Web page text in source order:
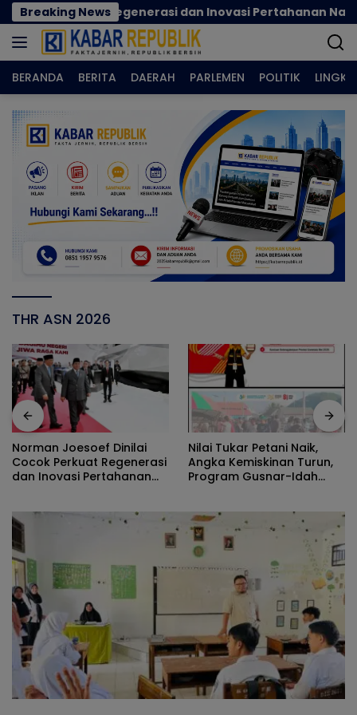
Langsung
ke
konten
Breaking News
Perkuat Regenerasi dan Inovasi Pertahanan Nasional
BERANDA BERITA DAERAH PARLEMEN POLITIK
THR ASN 2026
Norman Joesoef Dinilai
Cocok Perkuat Regenerasi
dan Inovasi Pertahanan
Nilai Tukar Petani Naik,
Angka Kemiskinan Turun,
Program Gusnar-Idah